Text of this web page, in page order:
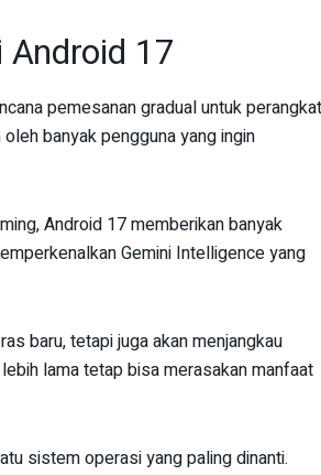
17
pemesanan gradual untuk perangkat
banyak pengguna yang ingin
Android 17 memberikan banyak
Gemini Intelligence yang
baru, tetapi juga akan menjangkau
lama tetap bisa merasakan manfaat
sistem operasi yang paling dinanti.